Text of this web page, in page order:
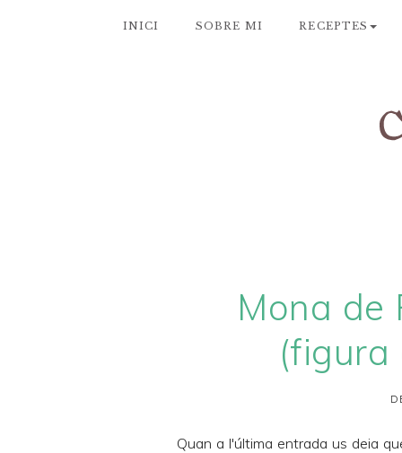
INICI SOBRE MI RECEPTES
Mona de
(figura
Quan a l'última entrada us deia